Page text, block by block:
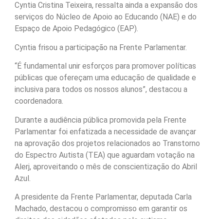
Cyntia Cristina Teixeira, ressalta ainda a expansão dos
serviços do Núcleo de Apoio ao Educando (NAE) e do
Espaço de Apoio Pedagógico (EAP).
Cyntia frisou a participação na Frente Parlamentar.
“É fundamental unir esforços para promover políticas
públicas que ofereçam uma educação de qualidade e
inclusiva para todos os nossos alunos”, destacou a
coordenadora.
Durante a audiência pública promovida pela Frente
Parlamentar foi enfatizada a necessidade de avançar
na aprovação dos projetos relacionados ao Transtorno
do Espectro Autista (TEA) que aguardam votação na
Alerj, aproveitando o mês de conscientização do Abril
Azul.
A presidente da Frente Parlamentar, deputada Carla
Machado, destacou o compromisso em garantir os